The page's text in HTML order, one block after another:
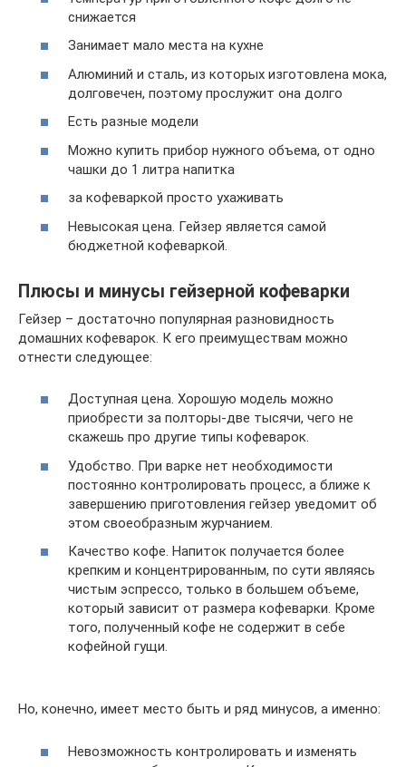
снижается
Занимает мало места на кухне
Алюминий и сталь, из которых изготовлена мока,
долговечен, поэтому прослужит она долго
Есть разные модели
Можно купить прибор нужного объема, от одно
чашки до 1 литра напитка
за кофеваркой просто ухаживать
Невысокая цена. Гейзер является самой
бюджетной кофеваркой.
Плюсы и минусы гейзерной кофеварки
Гейзер – достаточно популярная разновидность
домашних кофеварок. К его преимуществам можно
отнести следующее:
Доступная цена. Хорошую модель можно
приобрести за полторы-две тысячи, чего не
скажешь про другие типы кофеварок.
Удобство. При варке нет необходимости
постоянно контролировать процесс, а ближе к
завершению приготовления гейзер уведомит об
этом своеобразным журчанием.
Качество кофе. Напиток получается более
крепким и концентрированным, по сути являясь
чистым эспрессо, только в большем объеме,
который зависит от размера кофеварки. Кроме
того, полученный кофе не содержит в себе
кофейной гущи.
Но, конечно, имеет место быть и ряд минусов, а именно:
Невозможность контролировать и изменять